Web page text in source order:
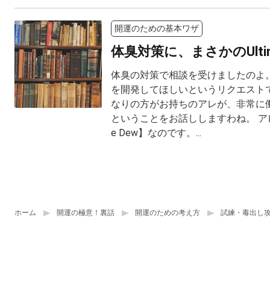
ホーム 開運の極意！裏話 開運のための考え方 試練・毒出し
開運のための基本ワザ
体臭対策に、まさかの
体臭の対策で相談を受けましたのよ
を開発してほしいというリクエスト
なりの方がお持ちのアレが、非常に
ということをお話ししますわね。
e Dew】なのです。...